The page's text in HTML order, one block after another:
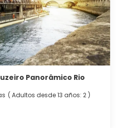
Panorâmico Rio
( Adultos desde 13 años: 2 )